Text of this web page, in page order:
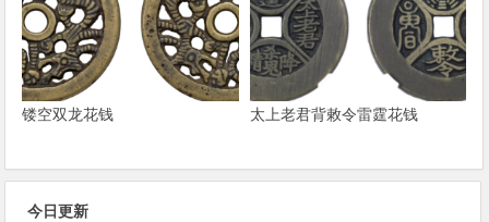
镂空双龙花钱 太上老君背敕令雷霆花钱
今日更新